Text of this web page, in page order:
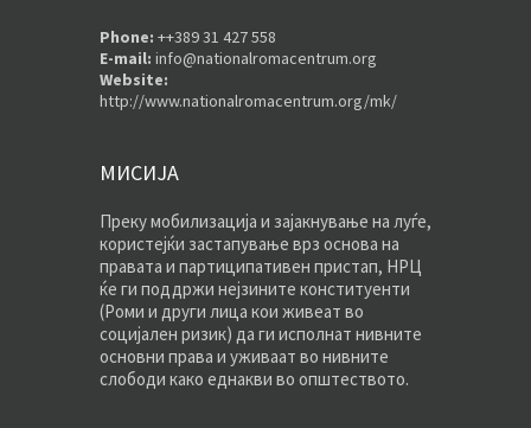
Phone: ++389 31 427 558
E-mail: info@nationalromacentrum.org
Website:
http://www.nationalromacentrum.org/mk/
МИСИЈА
Преку мобилизација и зајакнување на луѓе,
користејќи застапување врз основа на
правата и партиципативен пристап, НРЦ
ќе ги поддржи нејзините конституенти
(Роми и други лица кои живеат во
социјален ризик) да ги исполнат нивните
основни права и уживаат во нивните
слободи како еднакви во општеството.